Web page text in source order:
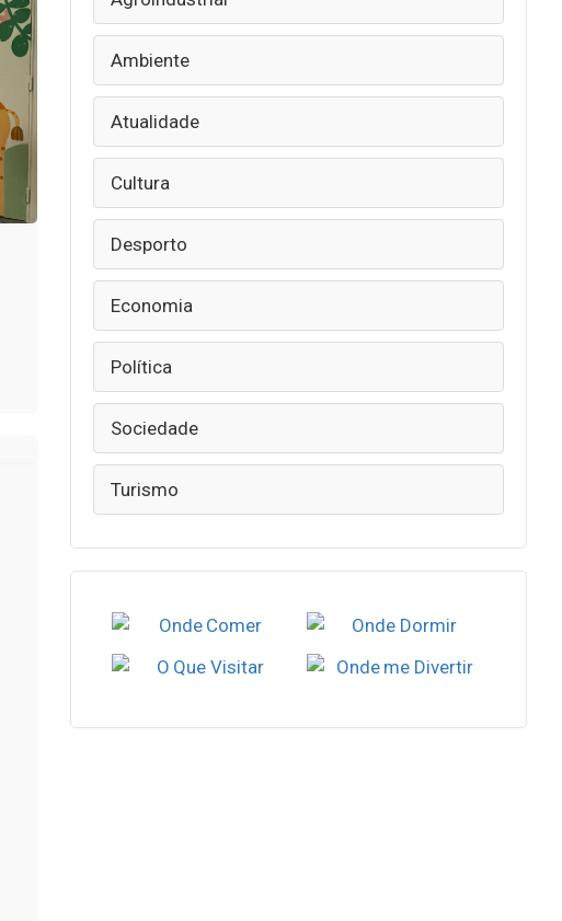
Ambiente
Atualidade
Cultura
Desporto
Economia
Política
Sociedade
Turismo